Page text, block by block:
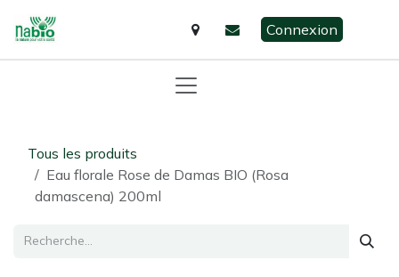
Connexion
Tous les produits
​Eau florale Rose de Damas BIO (Rosa
damascena) 200ml